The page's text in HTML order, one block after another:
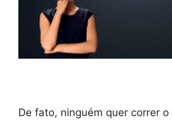
De fato, ninguém quer correr